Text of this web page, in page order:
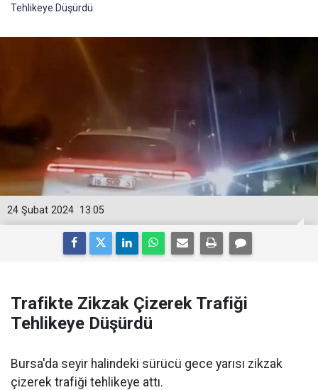
Tehlikeye Düşürdü
13:05
24 Şubat 2024
Trafikte Zikzak Çizerek Trafiği
Tehlikeye Düşürdü
Bursa'da seyir halindeki sürücü gece yarısı zikzak
çizerek trafiği tehlikeye attı.